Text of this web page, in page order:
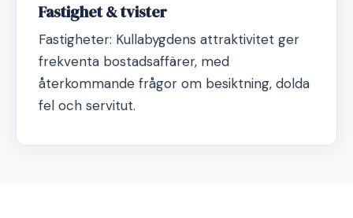
Fastighet & tvister
Fastigheter: Kullabygdens attraktivitet ger
frekventa bostadsaffärer, med
återkommande frågor om besiktning, dolda
fel och servitut.